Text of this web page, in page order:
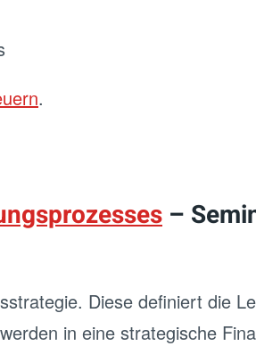
.
–
Diese definiert die
in eine strategische